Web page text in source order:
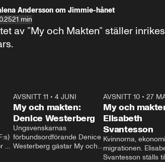
Andersson om Jimmie-hånet
21 min
av ”My och Makten” ställer
26:27
23:40
AVSNITT 11 •4 JUNI
My och makten:
Denice Westerberg
Ungsvenskarnas
förbundsordförande Denice
Westerberg gästar My och
AVSNITT 10 •27
My och
Elisabeth
Svantesson
Kvinnorna,
migrationen.
Svantesson ställs